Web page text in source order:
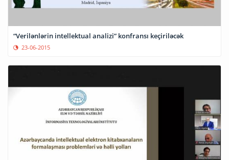
“Verilənlərin intellektual analizi” konfransı keçiriləcək
23-06-2015